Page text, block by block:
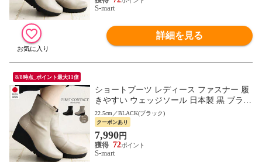
S-mart
詳細を見る
8/8時点_ポイント最大11倍
ショートブーツ レディース ファスナー 履
きやすい ウェッジソール 日本製 黒 ブラッ
ク FIRST CONTACT ファーストコンタクト
69600
22.5cm／BLACK(ブラック)
クーポンあり
7,990円
72
S-mart